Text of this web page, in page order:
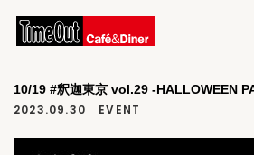
10/19 #釈迦東京 vol.29 -HALLOWEEN
2023.09.30 EVENT